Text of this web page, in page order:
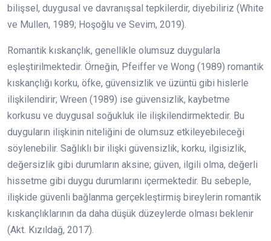
bilişsel, duygusal ve davranışsal tepkilerdir, diyebiliriz (White
ve Mullen, 1989; Hoşoğlu ve Sevim, 2019).
Romantik kıskançlık, genellikle olumsuz duygularla
eşleştirilmektedir. Örneğin, Pfeiffer ve Wong (1989) romantik
kıskançlığı korku, öfke, güvensizlik ve üzüntü gibi hislerle
ilişkilendirir; Wreen (1989) ise güvensizlik, kaybetme
korkusu ve duygusal soğukluk ile ilişkilendirmektedir. Bu
duyguların ilişkinin niteliğini de olumsuz etkileyebileceği
söylenebilir. Sağlıklı bir ilişki güvensizlik, korku, ilgisizlik,
değersizlik gibi durumların aksine; güven, ilgili olma, değerli
hissetme gibi duygu durumlarını içermektedir. Bu sebeple,
ilişkide güvenli bağlanma gerçekleştirmiş bireylerin romantik
kıskançlıklarının da daha düşük düzeylerde olması beklenir
(Akt. Kızıldağ, 2017).